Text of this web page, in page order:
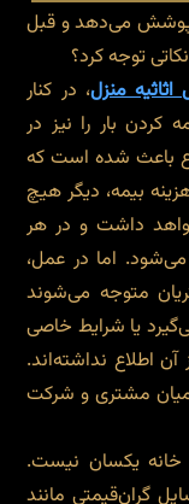
پوشش می‌دهد و قبل
توجه کرد؟
منزل، در کنار
کردن بار را نیز در
باعث شده است که
بیمه، دیگر هیچ
داشت و در هر
اما در عمل،
متوجه می‌شوند
یا شرایط خاصی
اطلاع نداشته‌اند.
میان مشتری و شرکت
خانه یکسان نیست.
گران‌قیمتی مانند